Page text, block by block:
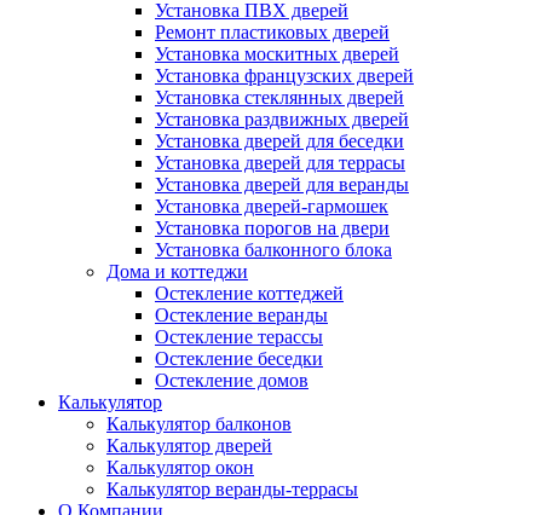
Установка ПВХ дверей
Ремонт пластиковых дверей
Установка москитных дверей
Установка французских дверей
Установка стеклянных дверей
Установка раздвижных дверей
Установка дверей для беседки
Установка дверей для террасы
Установка дверей для веранды
Установка дверей-гармошек
Установка порогов на двери
Установка балконного блока
Дома и коттеджи
Остекление коттеджей
Остекление веранды
Остекление терассы
Остекление беседки
Остекление домов
Калькулятор
Калькулятор балконов
Калькулятор дверей
Калькулятор окон
Калькулятор веранды-террасы